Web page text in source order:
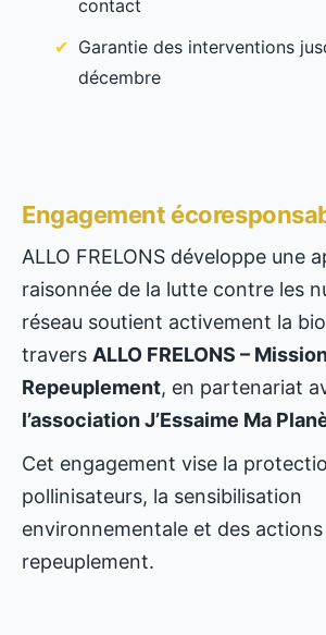
contact
Garantie des interventions
décembre
Engagement
ALLO FRELONS développe une
raisonnée de la lutte contre les
réseau soutient activement la
travers ALLO FRELONS –
Repeuplement, en partenariat
l’association J’Essaime Ma
Cet engagement vise la
pollinisateurs, la sensibilisation
environnementale et des
repeuplement.